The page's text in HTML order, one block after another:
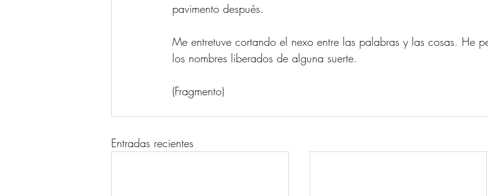
pavimento después.
Me entretuve cortando el nexo entre las palabras y las cosas. He
los nombres liberados de alguna suerte.
(Fragmento)
Entradas recientes